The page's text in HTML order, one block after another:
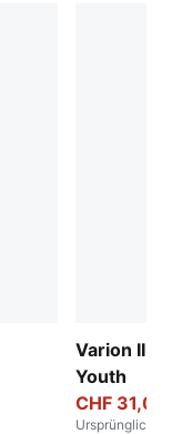
Varion II
Youth
CHF 31,00
Ursprünglich